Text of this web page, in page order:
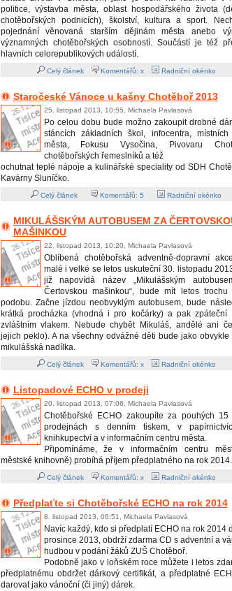
politice, výstavba města, oblast hospodářského života
chotěbořských podnicích), školství, kultura a sport.
pojednání věnovaná starším dějinám města anebo
významných chotěbořských osobností. Součástí je též
hlavních celorepublikových událostí.
Celý článek Komentářů: x Radniční okénko
Staročeské Vánoce u kašny Chotěboř 2013
25. listopad 2013, 10:55, Michaela Pavlasová
Po celou dobu bude možno zakoupit drobné
stáncích základních škol, infocentra, místních
města, Fokusu Vysočina, Pivovaru
chotěbořských řemeslníků a též
ochutnat teplé nápoje a kulinářské speciality od SDH
Kavárny Sluníčko.
Celý článek Komentářů: 5 Radniční okénko
MIKULÁŠSKÝM AUTOBUSEM ZA
MAŠINKOU
22. listopad 2013, 10:20, Michaela Pavlasová
Oblíbená chotěbořská adventně-dopravní
malé i velké se letos uskuteční 30. listopadu
již napovídá název „Mikulášským
Čertovskou mašinkou“, bude mít letos trochu
podobu. Začne jízdou neobvyklým autobusem, bude
krátká procházka (vhodná i pro kočárky) a pak zpáteční
zvláštním vlakem. Nebude chybět Mikuláš, andělé ani
jejich peklo). A na všechny odvážné děti bude jako obvykle
mikulášská nadílka.
Celý článek Komentářů: x Radniční okénko
Listopadové ECHO v prodeji
20. listopad 2013, 07:06, Michaela Pavlasová
Chotěbořské ECHO zakoupíte za pouhých
prodejnách s denním tiskem, v
knihkupectví a v informačním centru města.
Připomínáme, že v informačním centru
městské knihovně) probíhá příjem předplatného na rok 2014.
Celý článek Komentářů: x Radniční okénko
Předplaťte si Chotěbořské ECHO na rok 2014
8. listopad 2013, 06:51, Michaela Pavlasová
Navíc každý, kdo si předplatí ECHO na rok 2014
prosince 2013, obdrží zdarma CD s adventní a
hudbou v podání žáků ZUŠ Chotěboř.
Podobně jako v loňském roce můžete i letos
předplatnému obdržet dárkový certifikát, a předplatné
darovat jako vánoční (či jiný) dárek.